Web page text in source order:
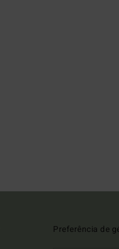
Preferência de